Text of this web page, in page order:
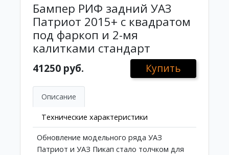
Бампер РИФ задний УАЗ
Патриот 2015+ с квадратом
под фаркоп и 2-мя
калитками стандарт
41250 руб. Купить
Описание
Технические характеристики
Обновление модельного ряда УАЗ
Патриот и УАЗ Пикап стало толчком для